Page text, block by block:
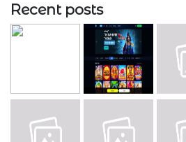
Recent posts